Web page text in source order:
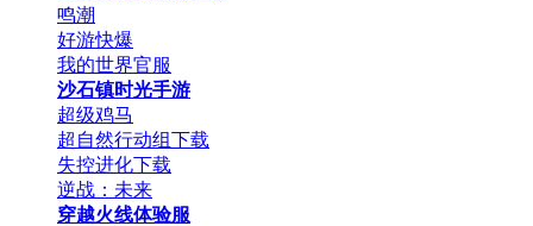
鸣潮
好游快爆
我的世界官服
沙石镇时光手游
超级鸡马
超自然行动组下载
失控进化下载
逆战：未来
穿越火线体验服